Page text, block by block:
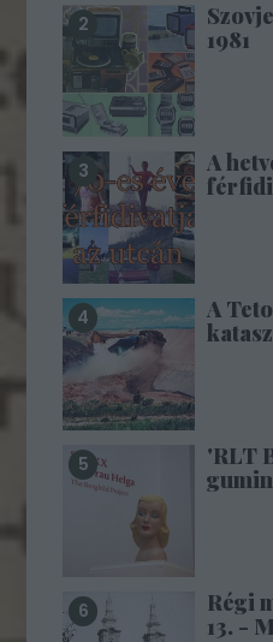
1981
A
A
'RLT
Régi
13. -